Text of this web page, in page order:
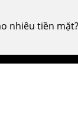
nhiêu tiền